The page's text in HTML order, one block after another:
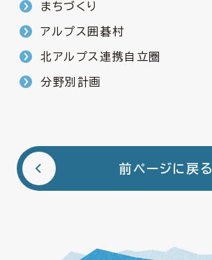
まちづくり
アルプス囲碁村
北アルプス連携自立圏
分野別計画
前ページに戻る